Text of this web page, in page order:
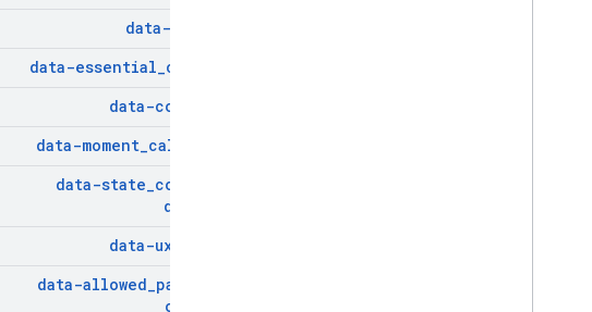
data-nonce
data-essential_claims
data-context
data-moment_callback
data-state_cookie
domain
data-ux
data-allowed_parent
origin